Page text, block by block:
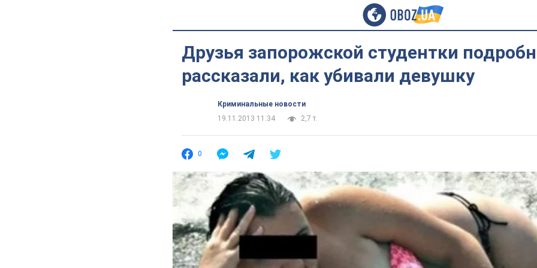
Друзья запорожской студентки
рассказали, как убивали девушку
Криминальные новости
19.11.2013 11:34
2,7 т.
0